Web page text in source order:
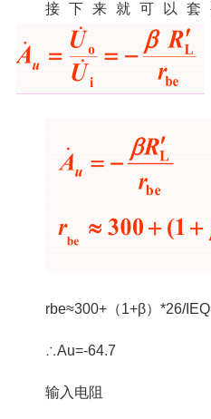
接下来就可以
rbe≈300+（1+β）*26/I EQ
∴Au=-64.7
输入电阻